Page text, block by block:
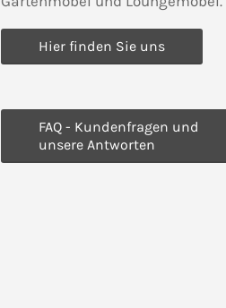
Hier finden Sie uns
FAQ - Kundenfragen und
unsere Antworten